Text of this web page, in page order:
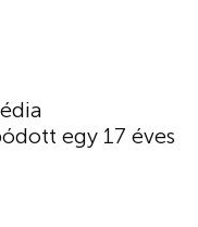
egy 17 éves